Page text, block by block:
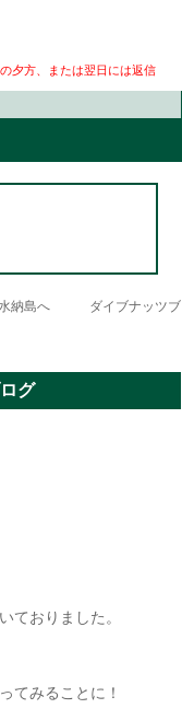
夕方、または翌日には返信
水納島へ ダイブナッツブ
グ
ておりました。
てみることに！